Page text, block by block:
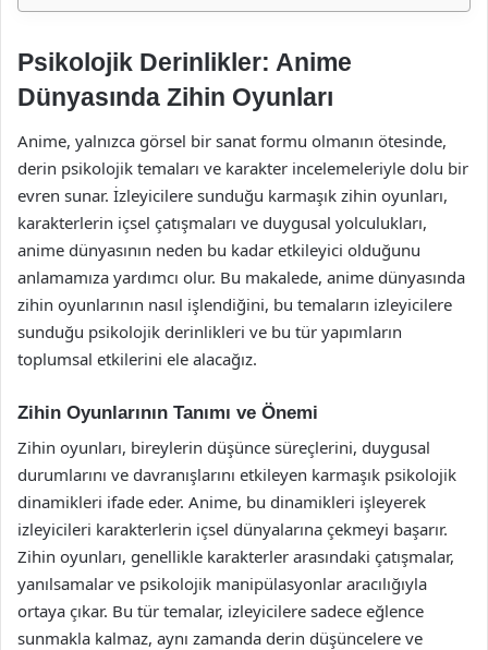
Psikolojik Derinlikler: Anime
Dünyasında Zihin Oyunları
Anime, yalnızca görsel bir sanat formu olmanın ötesinde,
derin psikolojik temaları ve karakter incelemeleriyle dolu bir
evren sunar. İzleyicilere sunduğu karmaşık zihin oyunları,
karakterlerin içsel çatışmaları ve duygusal yolculukları,
anime dünyasının neden bu kadar etkileyici olduğunu
anlamamıza yardımcı olur. Bu makalede, anime dünyasında
zihin oyunlarının nasıl işlendiğini, bu temaların izleyicilere
sunduğu psikolojik derinlikleri ve bu tür yapımların
toplumsal etkilerini ele alacağız.
Zihin Oyunlarının Tanımı ve Önemi
Zihin oyunları, bireylerin düşünce süreçlerini, duygusal
durumlarını ve davranışlarını etkileyen karmaşık psikolojik
dinamikleri ifade eder. Anime, bu dinamikleri işleyerek
izleyicileri karakterlerin içsel dünyalarına çekmeyi başarır.
Zihin oyunları, genellikle karakterler arasındaki çatışmalar,
yanılsamalar ve psikolojik manipülasyonlar aracılığıyla
ortaya çıkar. Bu tür temalar, izleyicilere sadece eğlence
sunmakla kalmaz, aynı zamanda derin düşüncelere ve